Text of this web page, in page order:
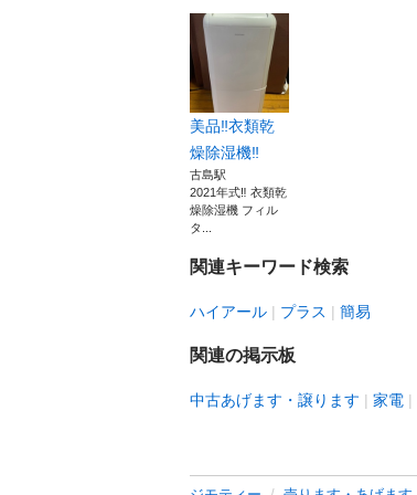
美品‼️衣類乾
燥除湿機‼️
古島駅
2021年式‼️ 衣類乾
燥除湿機 フィル
タ...
関連キーワード検索
ハイアール プラス 簡易
関連の掲示板
中古あげます・譲ります 家電